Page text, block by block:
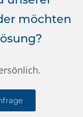
möchten